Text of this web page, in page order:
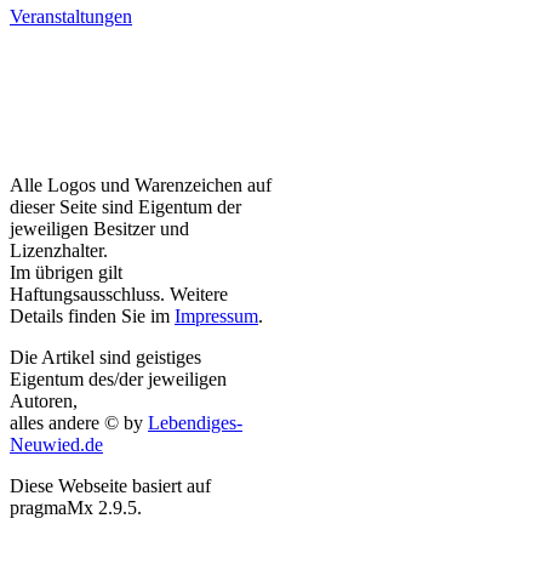
Veranstaltungen
Alle Logos und Warenzeichen auf
dieser Seite sind Eigentum der
jeweiligen Besitzer und
Lizenzhalter.
Im übrigen gilt
Haftungsausschluss. Weitere
Details finden Sie im Impressum.
Die Artikel sind geistiges
Eigentum des/der jeweiligen
Autoren,
alles andere © by Lebendiges-
Neuwied.de
Diese Webseite basiert auf
pragmaMx 2.9.5.